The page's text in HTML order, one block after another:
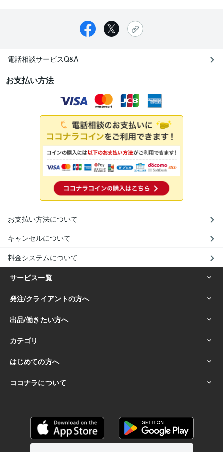
電話相談サービスQ&A
お支払い方法
お支払い方法について
キャンセルについて
料金システムについて